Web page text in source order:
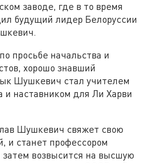
заводе, где в то время
будущий лидер Белоруссии
просьбе начальства и
хорошо знавший
Шушкевич стал учителем
и наставником для Ли Харви
Шушкевич свяжет свою
и станет профессором
возвысится на высшую